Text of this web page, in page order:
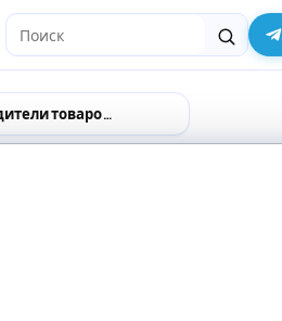
Поиск
Оптовые поставщики и производители товаров в Перми